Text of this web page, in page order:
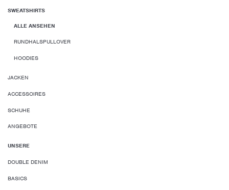
SWEATSHIRTS
ALLE ANSEHEN
RUNDHALSPULLOVER
HOODIES
JACKEN
ACCESSOIRES
SCHUHE
ANGEBOTE
UNSERE
DOUBLE DENIM
BASICS